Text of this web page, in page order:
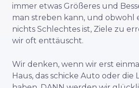
immer etwas Größeres und
man streben kann, und obwohl
nichts Schlechtes ist, Ziele zu
wir oft enttäuscht.
Wir denken, wenn wir erst
Haus, das schicke Auto oder die